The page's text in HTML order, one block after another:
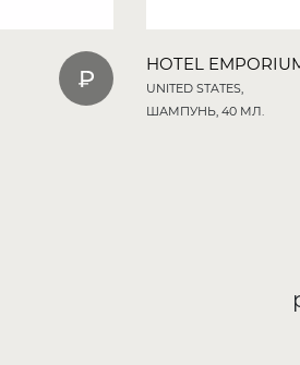
HOTEL
UNITED STATES,
ШАМПУНЬ, 40 МЛ.